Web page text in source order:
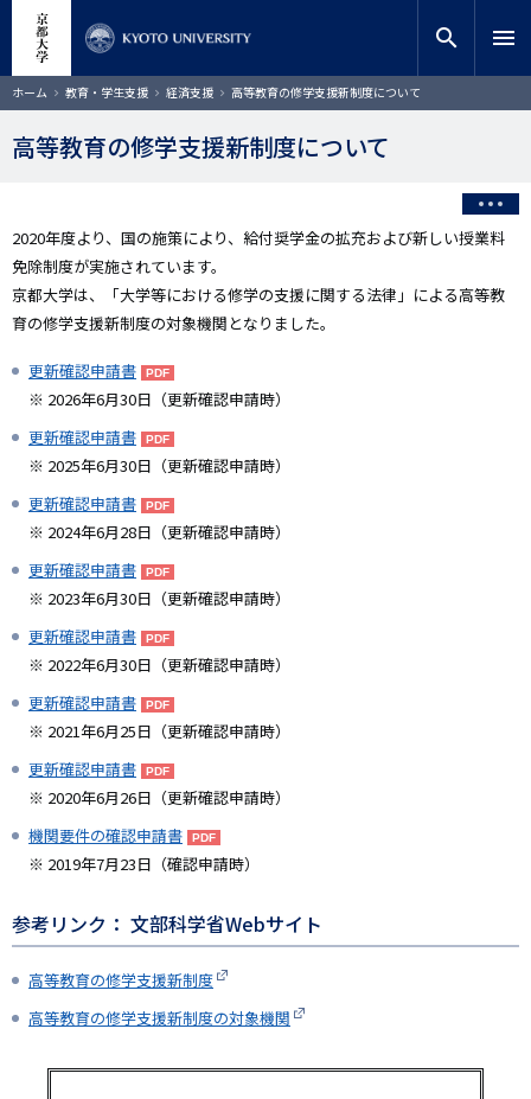
コ
ン
ン
動
サイト内検索 search menu
ホーム 教育・学生支援 経済支援 高等教育の修学支援新制度について
高等教育の修学支援新制度について
2020年度より、国の施策により、給付奨学金の拡充および新しい授業料
免除制度が実施されています。
京都大学は、「大学等における修学の支援に関する法律」による高等教
育の修学支援新制度の対象機関となりました。
更新確認申請書
※ 2026年6月30日（更新確認申請時）
更新確認申請書
※ 2025年6月30日（更新確認申請時）
更新確認申請書
※ 2024年6月28日（更新確認申請時）
更新確認申請書
※ 2023年6月30日（更新確認申請時）
更新確認申請書
※ 2022年6月30日（更新確認申請時）
更新確認申請書
※ 2021年6月25日（更新確認申請時）
更新確認申請書
※ 2020年6月26日（更新確認申請時）
機関要件の確認申請書
※ 2019年7月23日（確認申請時）
参考リンク： 文部科学省Webサイト
高等教育の修学支援新制度
高等教育の修学支援新制度の対象機関